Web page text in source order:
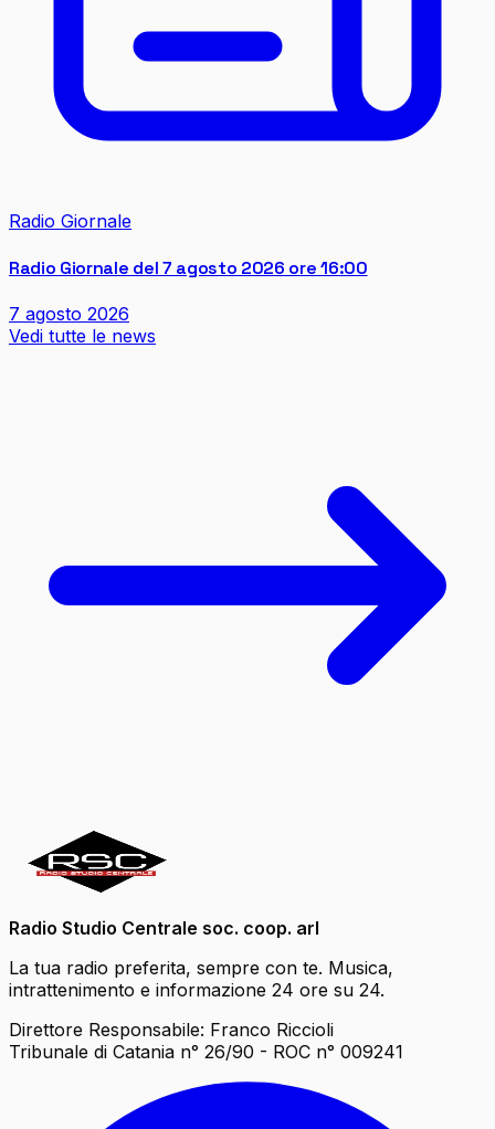
Radio Giornale
Radio Giornale del 7 agosto 2026 ore 16:00
7 agosto 2026
Vedi tutte le news
Radio Studio Centrale soc. coop. arl
La tua radio preferita, sempre con te. Musica,
intrattenimento e informazione 24 ore su 24.
Direttore Responsabile: Franco Riccioli
Tribunale di Catania n° 26/90 - ROC n° 009241